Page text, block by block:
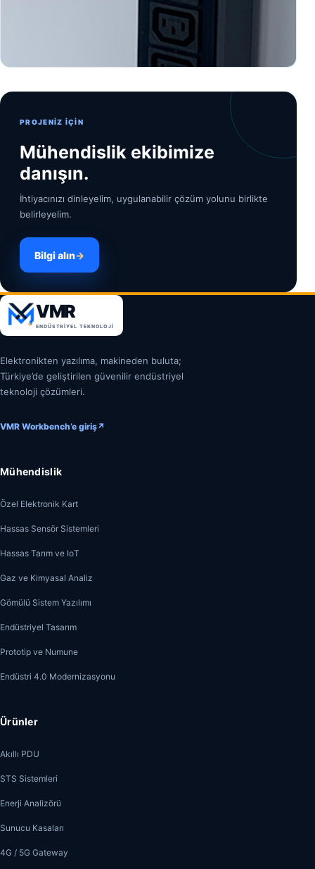
PROJENIZ IÇIN
Mühendislik ekibimize
danışın.
İhtiyacınızı dinleyelim, uygulanabilir çözüm yolunu birlikte
belirleyelim.
Bilgi alın→
VMR
ENDÜSTRIYEL TEKNOLOJI
Elektronikten yazılıma, makineden buluta;
Türkiye’de geliştirilen güvenilir endüstriyel
teknoloji çözümleri.
VMR Workbench’e giriş↗
Mühendislik
Özel Elektronik Kart
Hassas Sensör Sistemleri
Hassas Tarım ve IoT
Gaz ve Kimyasal Analiz
Gömülü Sistem Yazılımı
Endüstriyel Tasarım
Prototip ve Numune
Endüstri 4.0 Modernizasyonu
Ürünler
Akıllı PDU
STS Sistemleri
Enerji Analizörü
Sunucu Kasaları
4G / 5G Gateway